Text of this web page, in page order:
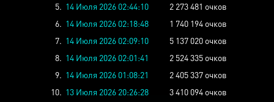
5. 14 Июля 2026 02:44:10
2 273 481 очков
6. 14 Июля 2026 02:18:48
1 740 194 очков
7. 14 Июля 2026 02:09:10
5 137 020 очков
8. 14 Июля 2026 02:01:41
2 524 335 очков
9. 14 Июля 2026 01:08:21
2 405 337 очков
10. 13 Июля 2026 20:26:28 3 410 094 очков